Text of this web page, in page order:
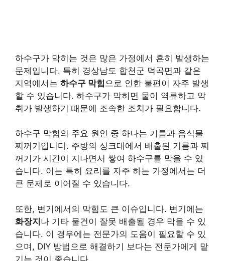
하수구가 막히는 것은 많은 가정에서 흔히 발생하는
문제입니다. 특히 경상남도 합천군 덕곡면과 같은
지역에서는 하수구 막힘 으로 인한 불편이 자주 발생
할 수 있습니다. 하수구가 막히면 물이 역류하고 악
취가 발생하기 때문에 조속한 조치가 필요합니다.
하수구 막힘의 주요 원인 중 하나는 기름과 음식물
찌꺼기 입니다. 주방의 싱크대에서 배출된 기름과 찌
꺼기가 시간이 지나면서 쌓여 하수구를 막을 수 있
습니다. 이는 특히 요리를 자주 하는 가정에서는 더
큰 문제로 이어질 수 있습니다.
또한, 변기에서의 막힘도 큰 이슈입니다. 변기에는
화장지나 기타 물건이 잘못 배출될 경우 막을 수 있
습니다. 이 경우에는 전문가의 도움이 필요할 수 있
으며, DIY 방법으로 해결하기 보다는 전문가에게 맡
기는 것이 좋습니다.